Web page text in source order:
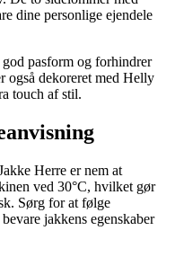
dine personlige ejendele
pasform og forhindrer
også dekoreret med Helly
touch af stil.
Herre er nem at
ved 30°C, hvilket gør
Sørg for at følge
jakkens egenskaber